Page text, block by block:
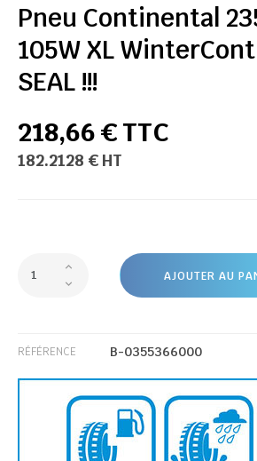
Pneu Continental
105W XL
SEAL !!!
218,66 € TTC
182.2128 € HT
AJOUTER AU
RÉFÉRENCE B-0355366000